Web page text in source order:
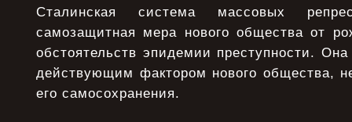
Сталинская система массовых
самозащитная мера нового общества от
обстоятельств эпидемии преступности.
действующим фактором нового общества,
его самосохранения.